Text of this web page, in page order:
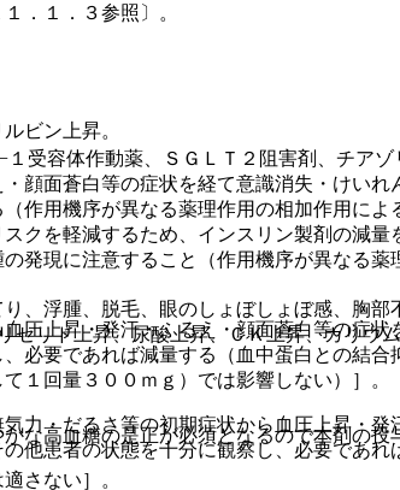
．１．３参照〕。
受容体作動薬、ＳＧＬＴ２阻害剤、チアゾ
顔面蒼白等の症状を経て意識消失・けいれ
作用機序が異なる薬理作用の相加作用によ
クを軽減するため、インスリン製剤の減量
発現に注意すること（作用機序が異なる薬
圧上昇・発汗・ふるえ・顔面蒼白等の症状
必要であれば減量する（血中蛋白との結合
１回量３００ｍｇ）では影響しない）］。
力・だるさ等の初期症状から血圧上昇・発
他患者の状態を十分に観察し、必要であれ
ビン上昇。
、浮腫、脱毛、眼のしょぼしょぼ感、胸部
セリド上昇、尿酸上昇、ＣＫ上昇、カリウ
な高血糖の是正が必須となるので本剤の投
さない］。